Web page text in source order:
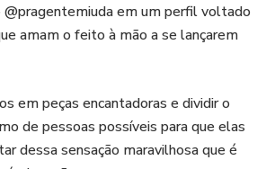
em um perfil voltado
amam o feito à mão a se lançarem
em peças encantadoras e dividir o
de pessoas possíveis para que elas
dessa sensação maravilhosa que é